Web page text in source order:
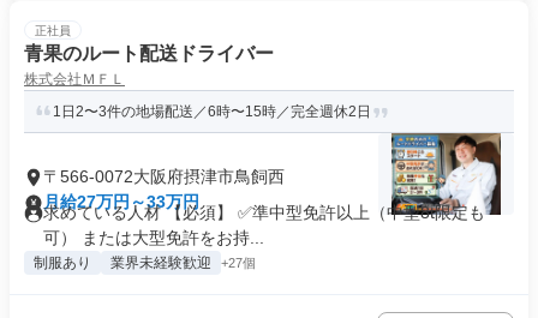
正社員
青果のルート配送ドライバー
株式会社ＭＦＬ
1日2〜3件の地場配送／6時〜15時／完全週休2日
〒566-0072大阪府摂津市鳥飼西
月給27万円～33万円
求めている人材 【必須】 ✅準中型免許以上（中型8t限定も
可） または大型免許をお持...
制服あり 業界未経験歓迎 +27個